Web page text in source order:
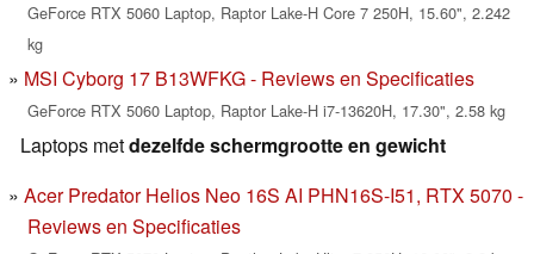
GeForce RTX 5060 Laptop, Raptor Lake-H Core 7 250H, 15.60", 2.242
kg
MSI Cyborg 17 B13WFKG - Reviews en Specificaties
GeForce RTX 5060 Laptop, Raptor Lake-H i7-13620H, 17.30", 2.58 kg
Laptops metdezelfde schermgrootte en gewicht
Acer Predator Helios Neo 16S AI PHN16S-I51, RTX 5070 -
Reviews en Specificaties